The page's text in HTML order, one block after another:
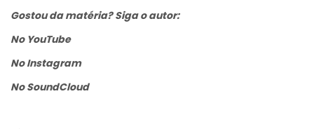
Gostou da matéria? Siga o autor:
No YouTube
No Instagram
No SoundCloud